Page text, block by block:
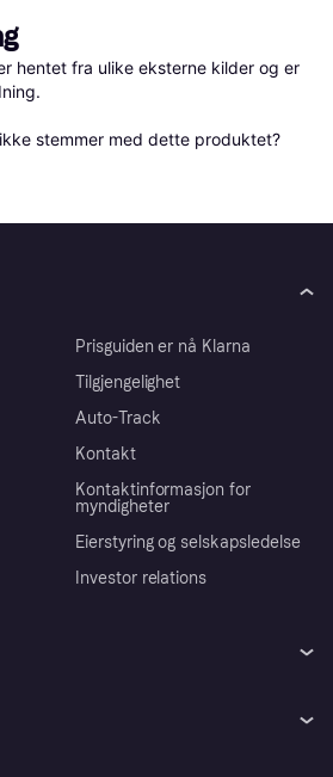
hentet fra ulike eksterne kilder og er
stemmer med dette produktet?
Prisguiden er nå Klarna
Tilgjengelighet
Auto-Track
Kontakt
Kontaktinformasjon for
myndigheter
Eierstyring og selskapsledelse
Investor relations